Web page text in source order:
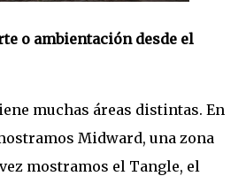
o ambientación desde el
muchas áreas distintas. En
Midward, una zona
mostramos el Tangle, el